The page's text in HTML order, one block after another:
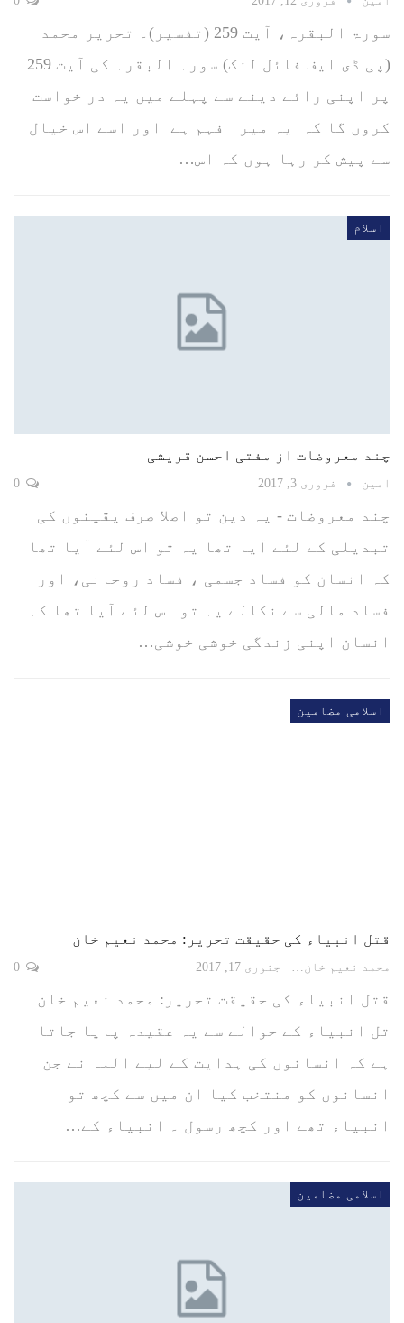
سورۃ البقرہ، آیت 259 (تفسیر)۔ تحریر محمد
(پی ڈی ایف فائل لنک) سورہ البقرہ کی آیت 259
پر اپنی رائے دینے سے پہلے میں یہ در خواست
کروں گا کہ یہ میرا فہم ہے اور اسے اس خیال
سے پیش کر رہا ہوں کہ اس…
اسلام
چند معروضات از مفتی احسن قریشی
امین فروری 3, 2017
چند معروضات - یہ دین تو اصلا صرف یقینوں کی
تبدیلی کے لئے آیا تھا یہ تو اس لئے آیا تھا
کہ انسان کو فساد جسمی ، فساد روحانی، اور
فساد مالی سے نکالے یہ تو اس لئے آیا تھا کہ
انسان اپنی زندگی خوشی خوشی…
اسلامی مضامین
قتل انبیاء کی حقیقت تحریر: محمد نعیم خان
جنوری 17, 2017
قتل انبیاء کی حقیقت تحریر: محمد نعیم خان
تل انبیاء کے حوالے سے یہ عقیدہ پایا جاتا
ہے کہ انسانوں کی ہدایت کے لیے اللہ نے جن
انسانوں کو منتخب کیا ان میں سے کچھ تو
انبیاء تھے اور کچھ رسول ۔ انبیاء کے…
اسلامی مضامین